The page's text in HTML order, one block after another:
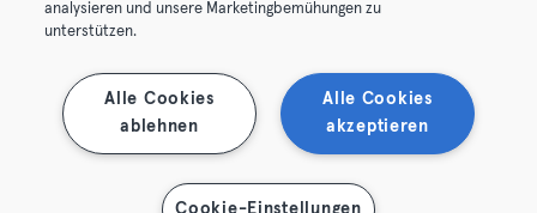
Mentions légales
Se rétracter ici
analysieren und unsere Marketingbemühungen zu
unterstützen.
Alle Cookies
akzeptieren
Alle Cookies
ablehnen
Cookie-Einstellungen